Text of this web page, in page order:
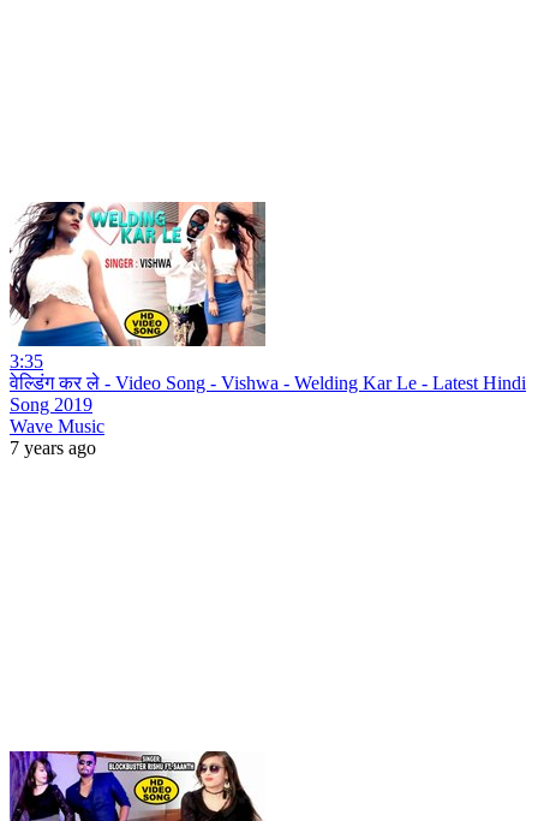
3:35
वेल्डिंग कर ले - Video Song - Vishwa - Welding Kar Le - Latest Hindi
Song 2019
Wave Music
7 years ago